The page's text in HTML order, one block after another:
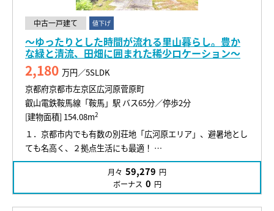
中古一戸建て 値下げ
～ゆったりとした時間が流れる里山暮らし。豊か
な緑と清流、田畑に囲まれた稀少ロケーション～
2,180 万円／5SLDK
京都府京都市左京区広河原菅原町
叡山電鉄鞍馬線「鞍馬」駅 バス65分／停歩2分
[建物面積] 154.08m2
１．京都市内でも有数の別荘地「広河原エリア」、避暑地とし
ても名高く、２拠点生活にも最適！ …
月々 59,279 円
ボーナス 0 円